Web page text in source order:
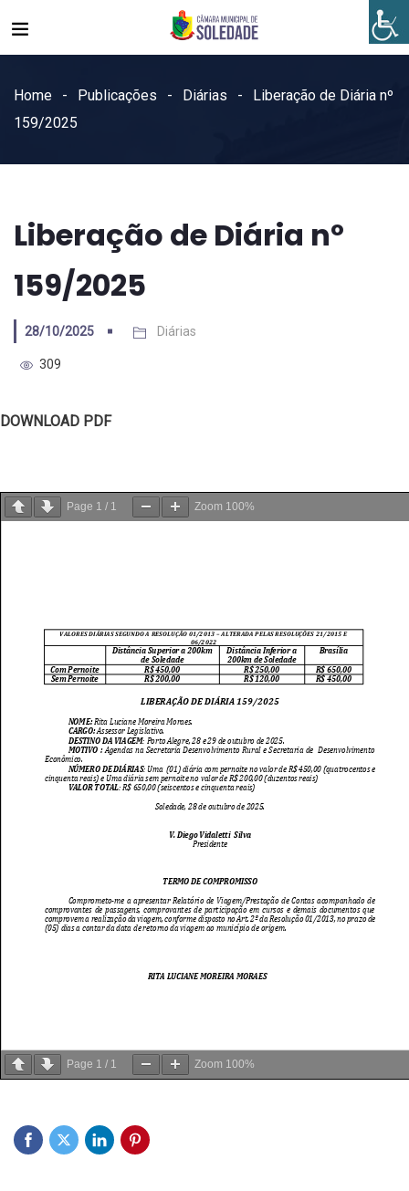
Home Publicações Diárias
Liberação de Diária nº
159/2025
Liberação de Diária nº
159/2025
28/10/2025 Diárias
309
DOWNLOAD PDF
Page 1 / 1 Zoom 100%
Page 1 / 1 Zoom 100%